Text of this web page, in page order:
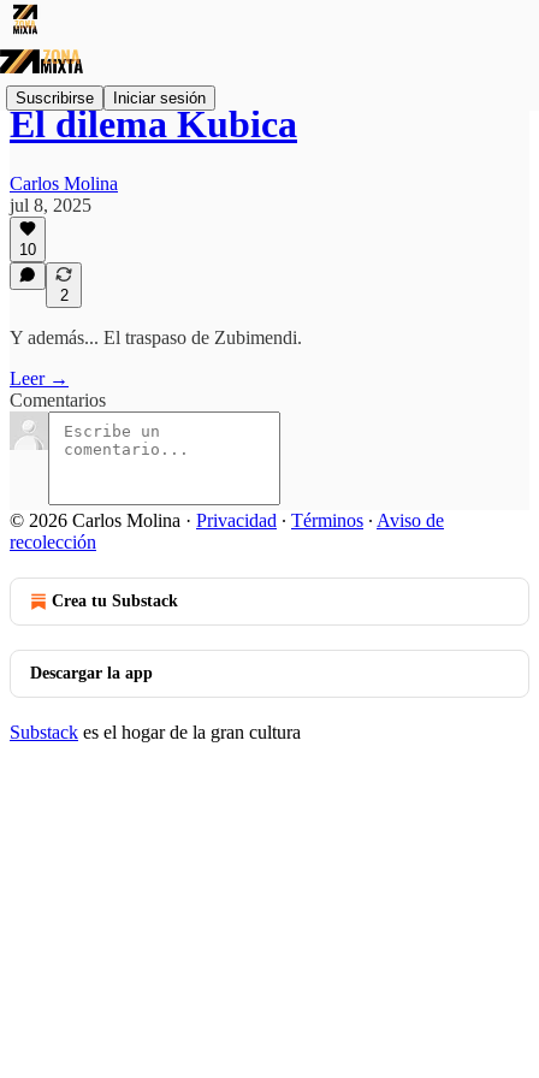
Suscribirse Iniciar sesión
El dilema Kubica
Carlos Molina
jul 8, 2025
10
2
Y además... El traspaso de Zubimendi.
Leer →
Comentarios
© 2026 Carlos Molina · Privacidad ∙ Términos ∙ Aviso de
recolección
Crea tu Substack
Descargar la app
Substack es el hogar de la gran cultura